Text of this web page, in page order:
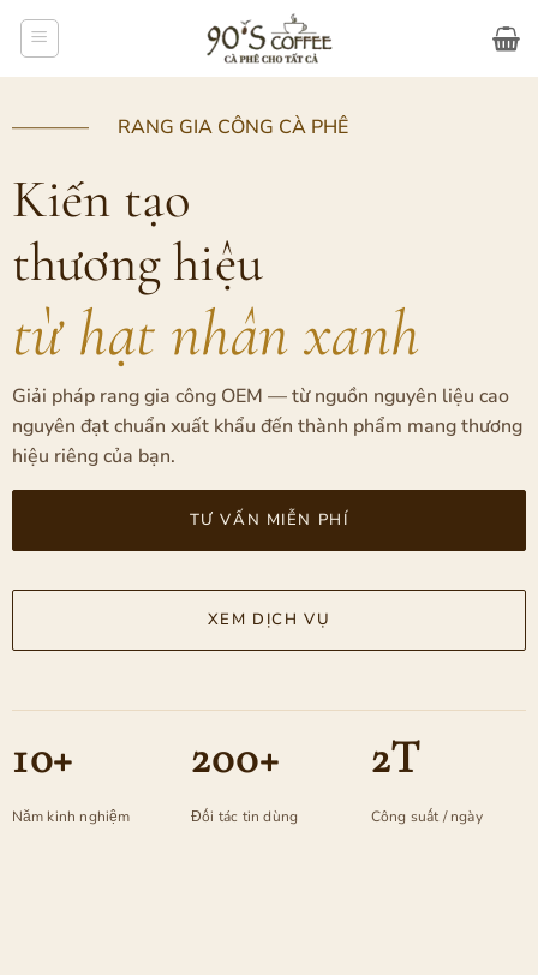
nội
———— RANG GIA CÔNG CÀ PHÊ
Kiến tạo
thương hiệu
từ hạt nhân xanh
Giải pháp rang gia công OEM — từ nguồn nguyên liệu cao
nguyên đạt chuẩn xuất khẩu đến thành phẩm mang thương
hiệu riêng của bạn.
TƯ VẤN MIỄN PHÍ
XEM DỊCH VỤ
10+
Năm kinh nghiệm
200+
Đối tác tin dùng
2T
Công suất / ngày